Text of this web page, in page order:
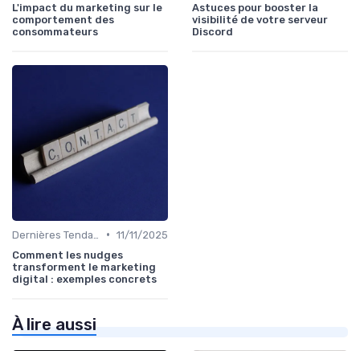
L'impact du marketing sur le
comportement des
consommateurs
Astuces pour booster la
visibilité de votre serveur
Discord
• 11/11/2025
Comment les nudges
transforment le marketing
digital : exemples concrets
À lire aussi